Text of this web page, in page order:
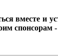
вместе и
спонсорам